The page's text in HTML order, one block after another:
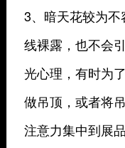
3、暗天花较为
线裸露，也不会
光心理，有时为
做吊顶，或者将
注意力集中到展品